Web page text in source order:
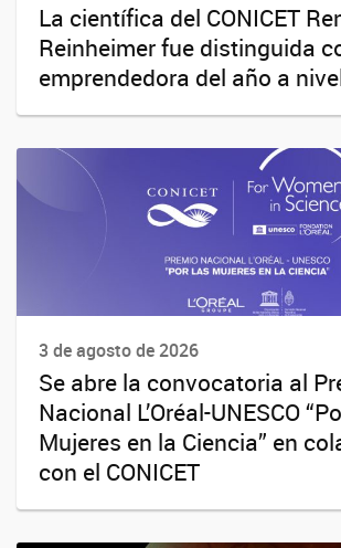
La científica del CONICET
Reinheimer fue distinguida
emprendedora del año a
3 de agosto de 2026
Se abre la convocatoria al
Nacional L’Oréal-UNESCO
Mujeres en la Ciencia” en
con el CONICET